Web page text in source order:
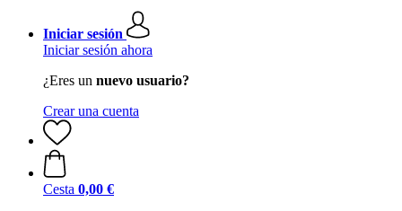
Iniciar sesión
Iniciar sesión ahora
¿Eres un nuevo usuario?
Crear una cuenta
Cesta 0,00 €